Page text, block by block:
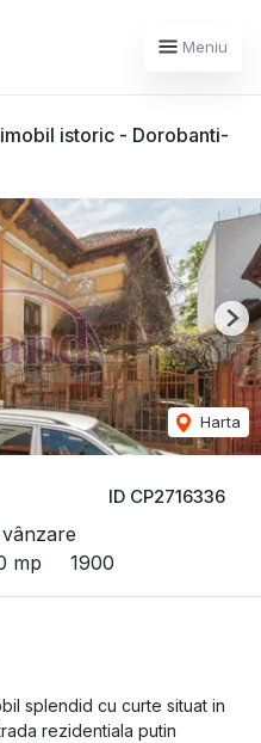
Meniu
istoric - Dorobanti-
ID CP2716336
mp 1900
Harta
splendid cu curte situat in
rezidentiala putin